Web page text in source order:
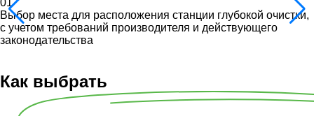
01
Выбор места для расположения станции глубокой очистки,
с учетом требований производителя и действующего
законодательства
Как выбрать